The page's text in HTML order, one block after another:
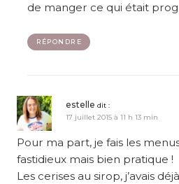
de manger ce qui était
RÉPONDRE
estelle dit :
17 juillet 2015 à 11 h 13 min
Pour ma part, je fais les
fastidieux mais bien pratique !
Les cerises au sirop, j’avais